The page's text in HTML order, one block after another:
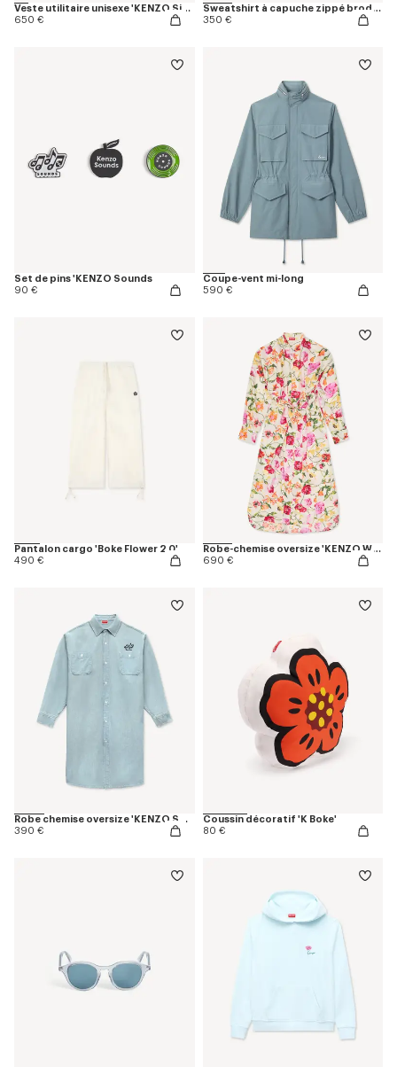
Veste utilitaire unisexe 'KENZO Signature' en denim japonais
650 €
Sweatshirt à capuche zippé brodé 'KENZO Signature' en coton
350 €
Set de pins 'KENZO Sounds
90 €
Coupe-vent mi-long
590 €
Pantalon cargo 'Boke Flower 2.0'
490 €
Robe-chemise oversize 'KENZO Wildflower' en soie
690 €
Robe chemise oversize 'KENZO Sounds' en chambray délavé
390 €
Coussin décoratif 'K Boke'
80 €